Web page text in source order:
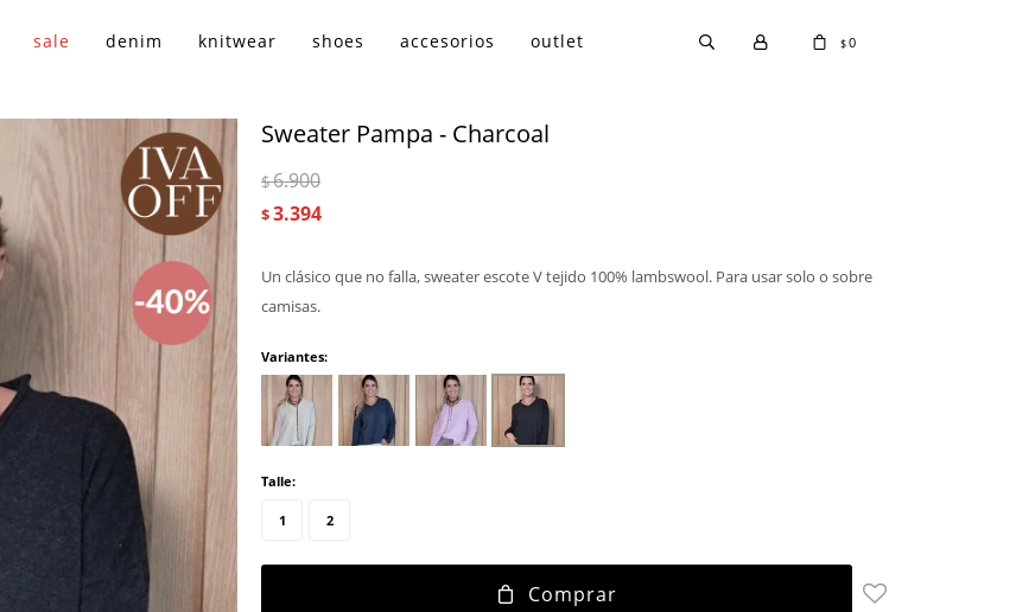
sale denim knitwear shoes accesorios outlet $0
Sweater Pampa - Charcoal
$3.394
$6.900
Un clásico que no falla, sweater escote V tejido 100% lambswool. Para usar solo o sobre
camisas.
Variantes:
Talle:
1 2
Comprar